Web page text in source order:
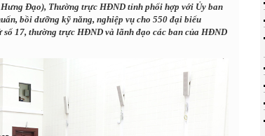
Đạo), Thường trực HĐND tỉnh phối hợp với Ủy ban
bồi dưỡng kỹ năng, nghiệp vụ cho 550 đại biểu
17, thường trực HĐND và lãnh đạo các ban của HĐND